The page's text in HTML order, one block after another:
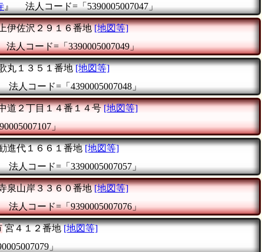
』 法人コード=「5390005007047」
伊佐沢２９１６番地 [地図等]
法人コード=「3390005007049」
丸１３５１番地 [地図等]
法人コード=「4390005007048」
道２丁目１４番１４号 [地図等]
」
進代１６６１番地 [地図等]
法人コード=「3390005007057」
泉山岸３３６０番地 [地図等]
法人コード=「9390005007076」
宮４１２番地 [地図等]
」